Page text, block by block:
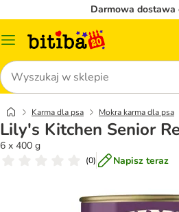
Darmowa dostawa
Menu
Szukaj
Karma dla psa Mokra karma dla psa
Lily's Kitchen Senior
6 x 400 g
(0) Napisz teraz